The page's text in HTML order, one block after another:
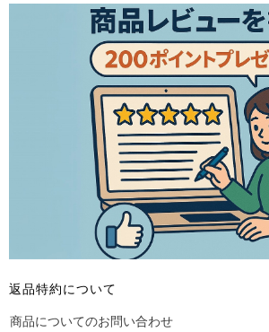
返品特約について
商品についてのお問い合わせ